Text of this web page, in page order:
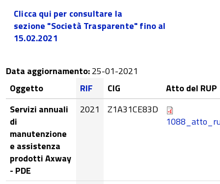
Clicca qui per consultare la
sezione "Società Trasparente" fino al
15.02.2021
Data aggiornamento:25-01-2021
Oggetto
RIF CIG
Atto del RUP
Servizi annuali
di
manutenzione
e assistenza
prodotti Axway
- PDE
2021
Z1A31CE83D